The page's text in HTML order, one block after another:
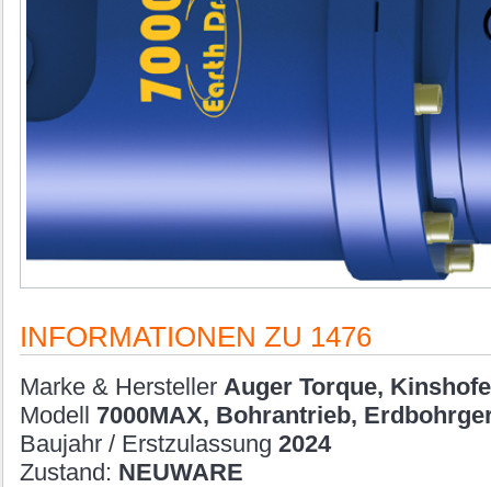
INFORMATIONEN ZU 1476
Marke & Hersteller Auger Torque,
Modell 7000MAX, Bohrantrieb,
Baujahr / Erstzulassung 2024
Zustand: NEUWARE